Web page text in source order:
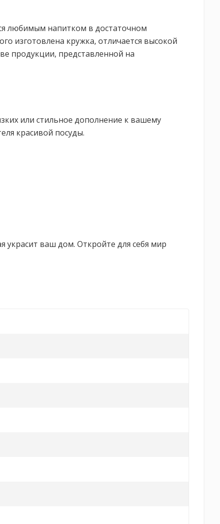
любимым напитком в достаточном
изготовлена кружка, отличается высокой
продукции, представленной на
или стильное дополнение к вашему
красивой посуды.
украсит ваш дом. Откройте для себя мир